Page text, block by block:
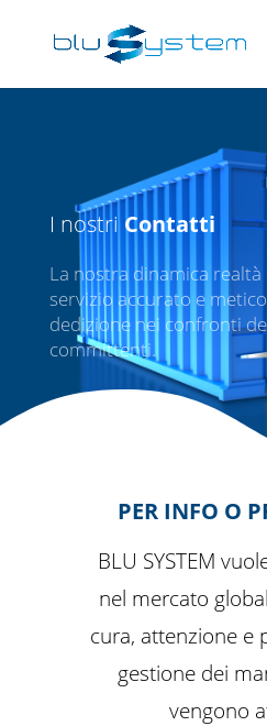
I nostri Contatti
La nostra dinamica
servizio accurato e
dedizione nei confronti
committenti.
PER INFO O
BLU SYSTEM
nel mercato
cura, attenzione e
gestione dei
vengono